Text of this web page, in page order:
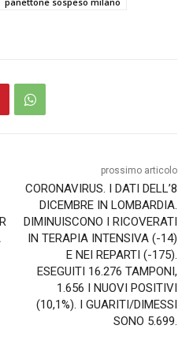
prossimo articolo
CORONAVIRUS. I DATI DELL’8
DICEMBRE IN LOMBARDIA.
DIMINUISCONO I RICOVERATI
IN TERAPIA INTENSIVA (-14)
E NEI REPARTI (-175).
ESEGUITI 16.276 TAMPONI,
1.656 I NUOVI POSITIVI
(10,1%). I GUARITI/DIMESSI
SONO 5.699.